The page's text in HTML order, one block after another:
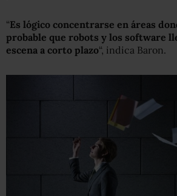
“Es lógico concentrarse en áreas
probable que robots y los software
escena a corto plazo“, indica Baron.